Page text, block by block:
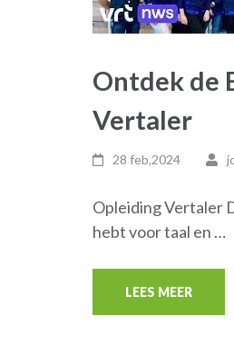
Ontdek de
Vertaler
28 feb,2024
Opleiding Vertaler
hebt voor taal en …
LEES MEER